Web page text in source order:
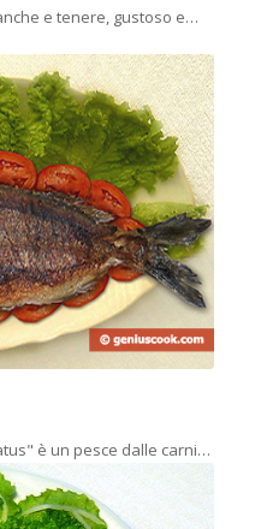
e tenere, gustoso e…
è un pesce dalle carni…